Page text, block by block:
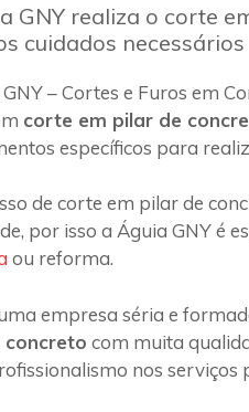
GNY realiza o corte
cuidados necessários
– Cortes e Furos em
corte em pilar de
específicos para
de corte em pilar de
por isso a Águia GNY é
ou reforma.
empresa séria e
concreto com muita
nos serviços